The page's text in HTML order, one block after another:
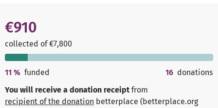
€910
collected of €7,800
11 % funded 16 donations
You will receive a donation receipt from
recipient of the donation betterplace (betterplace.org